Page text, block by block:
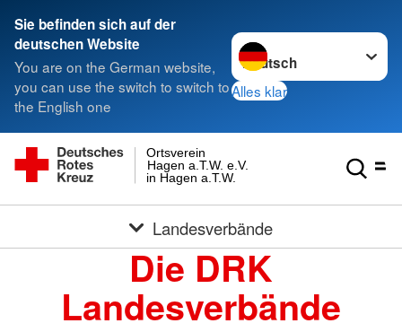
Sie befinden sich auf der
deutschen Website
You are on the German website,
you can use the switch to switch to
the English one
Sprache wechseln zu
Alles klar
in Hagen a.T.W.
Hagen a.T.W. e.V.
Ortsverein
Landesverbände
Die DRK
Landesverbände